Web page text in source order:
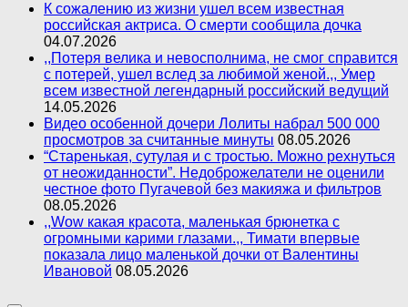
К сожалению из жизни ушел всем известная
российская актриса. О смерти сообщила дочка
04.07.2026
,,Потеря велика и невосполнима, не смог справится
с потерей, ушел вслед за любимой женой.,, Умер
всем известной легендарный российский ведущий
14.05.2026
Видео особенной дочери Лолиты набрал 500 000
просмотров за считанные минуты 08.05.2026
“Старенькая, сутулая и с тростью. Можно рехнуться
от неожиданности”. Недоброжелатели не оценили
честное фото Пугачевой без макияжа и фильтров
08.05.2026
,,Wow какая красота, маленькая брюнетка с
огромными карими глазами.,, Тимати впервые
показала лицо маленькой дочки от Валентины
Ивановой 08.05.2026